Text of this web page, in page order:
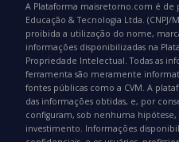
A Plataforma maisretorno.com é de
Educação & Tecnologia Ltda. (CNPJ/
proibida a utilização do nome,
informações disponibilizadas na
Propriedade Intelectual. Todas as
ferramenta são meramente
fontes públicas como a CVM. A
das informações obtidas, e, por
configuram, sob nenhuma
investimento. Informações